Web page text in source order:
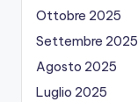
Ottobre 2025
Settembre 2025
Agosto 2025
Luglio 2025